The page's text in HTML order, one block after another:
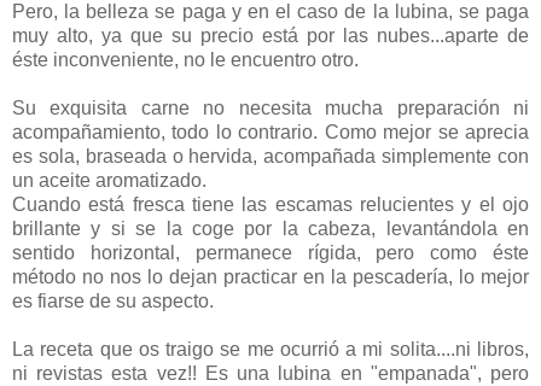
Pero, la belleza se paga y en el caso de la lubina, se paga
muy alto, ya que su precio está por las nubes...aparte de
éste inconveniente, no le encuentro otro.
Su exquisita carne no necesita mucha preparación ni
acompañamiento, todo lo contrario. Como mejor se aprecia
es sola, braseada o hervida, acompañada simplemente con
un aceite aromatizado.
Cuando está fresca tiene las escamas relucientes y el ojo
brillante y si se la coge por la cabeza, levantándola en
sentido horizontal, permanece rígida, pero como éste
método no nos lo dejan practicar en la pescadería, lo mejor
es fiarse de su aspecto.
La receta que os traigo se me ocurrió a mi solita....ni libros,
ni revistas esta vez!! Es una lubina en "empanada", pero